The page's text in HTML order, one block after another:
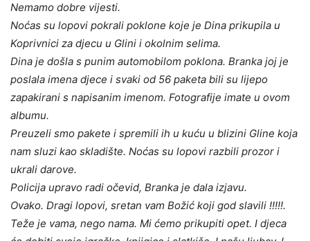
Nemamo dobre vijesti.
Noćas su lopovi pokrali poklone koje je Dina prikupila u
Koprivnici za djecu u Glini i okolnim selima.
Dina je došla s punim automobilom poklona. Branka joj je
poslala imena djece i svaki od 56 paketa bili su lijepo
zapakirani s napisanim imenom. Fotografije imate u ovom
albumu.
Preuzeli smo pakete i spremili ih u kuću u blizini Gline koja
nam sluzi kao skladište. Noćas su lopovi razbili prozor i
ukrali darove.
Policija upravo radi očevid, Branka je dala izjavu.
Ovako. Dragi lopovi, sretan vam Božić koji god slavili !!!!!.
Teže je vama, nego nama. Mi ćemo prikupiti opet. I djeca